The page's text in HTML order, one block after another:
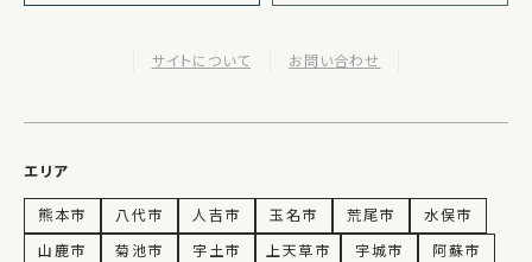
サイトについて お問い合わせ
エリア
熊本市 八代市 人吉市 玉名市 荒尾市
水俣市
山鹿市
菊池市 宇土市 上天草市 宇城市
阿蘇市